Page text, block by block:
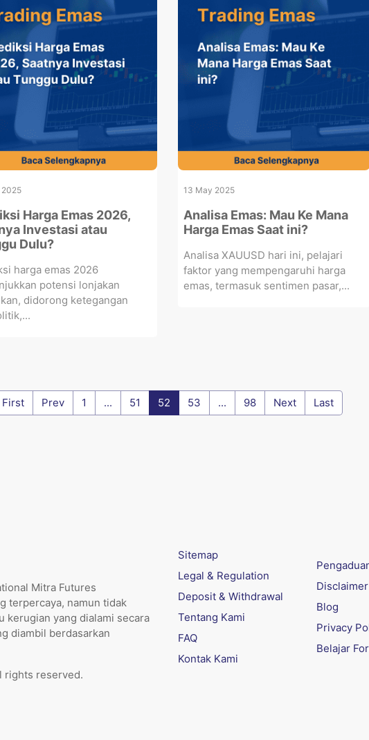
Harga Emas 2026,
Investasi atau
Dulu?
harga emas 2026
potensi lonjakan
didorong ketegangan
13 May 2025
Analisa Emas: Mau Ke Mana
Harga Emas Saat ini?
Analisa XAUUSD hari ini, pelajari
faktor yang mempengaruhi harga
emas, termasuk sentimen pasar,...
First Prev 1 ... 51 52 53 ... 98 Next Last
Mitra Futures
terpercaya, namun tidak
kerugian yang dialami secara
diambil berdasarkan
rights reserved.
Sitemap
Legal & Regulation
Deposit & Withdrawal
Tentang Kami
FAQ
Kontak Kami
Disclaimer
Blog
Privacy
Belajar